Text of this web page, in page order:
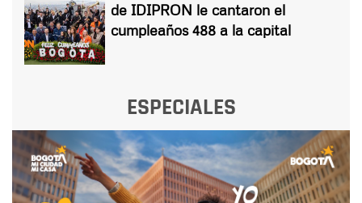
de IDIPRON le cantaron el
cumpleaños 488 a la capital
ESPECIALES